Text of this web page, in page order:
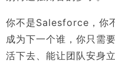
你不是Salesforce，你
成为下一个谁，你只需
活下去、能让团队安身